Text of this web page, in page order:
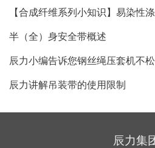
10吨柔性吊装带 环形吊装带
【合成纤维系列小知识】易染性
半（全）身安全带概述
辰力小编告诉您钢丝绳压套机不
辰力讲解吊装带的使用限制
辰力集